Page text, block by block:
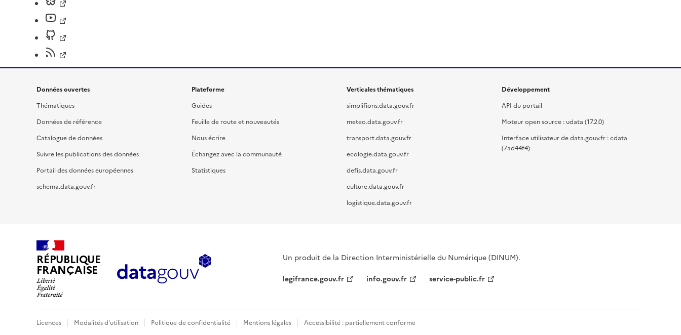
Données ouvertes
Thématiques
Données de référence
Catalogue de données
Suivre les publications des données
Portail des données européennes
schema.data.gouv.fr
Plateforme
Guides
Feuille de route et nouveautés
Nous écrire
Échangez avec la communauté
Statistiques
Verticales thématiques
simplifions.data.gouv.fr
meteo.data.gouv.fr
transport.data.gouv.fr
ecologie.data.gouv.fr
defis.data.gouv.fr
culture.data.gouv.fr
logistique.data.gouv.fr
Développement
API du portail
Moteur open source : udata (17.2.0)
Interface utilisateur de data.gouv.fr : cdata
(7ad44f4)
RÉPUBLIQUE
FRANÇAISE
Un produit de la Direction Interministérielle du Numérique (DINUM).
legifrance.gouv.fr
info.gouv.fr service-public.fr
Licences Modalités d'utilisation Politique de confidentialité Mentions légales Accessibilité : partiellement conforme